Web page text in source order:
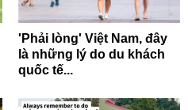
'Phải lòng' Việt Nam, đây
là những lý do du khách
quốc tế...